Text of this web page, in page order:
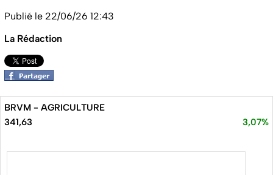
Publié le 22/06/26 12:43
La Rédaction
BRVM - AGRICULTURE
341,63
3,07%